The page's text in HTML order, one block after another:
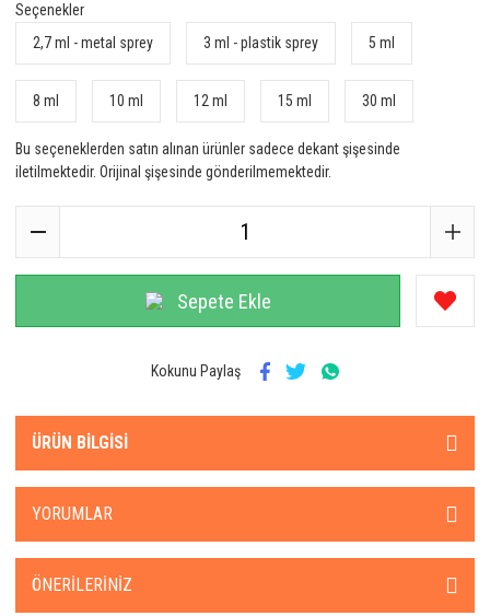
Seçenekler
2,7 ml - metal sprey
3 ml - plastik sprey 5 ml
8 ml 10 ml 12 ml 15 ml 30 ml
Bu seçeneklerden satın alınan ürünler sadece dekant şişesinde
iletilmektedir. Orijinal şişesinde gönderilmemektedir.
Sepete Ekle
Kokunu Paylaş
ÜRÜN BILGISI
YORUMLAR
ÖNERILERINIZ